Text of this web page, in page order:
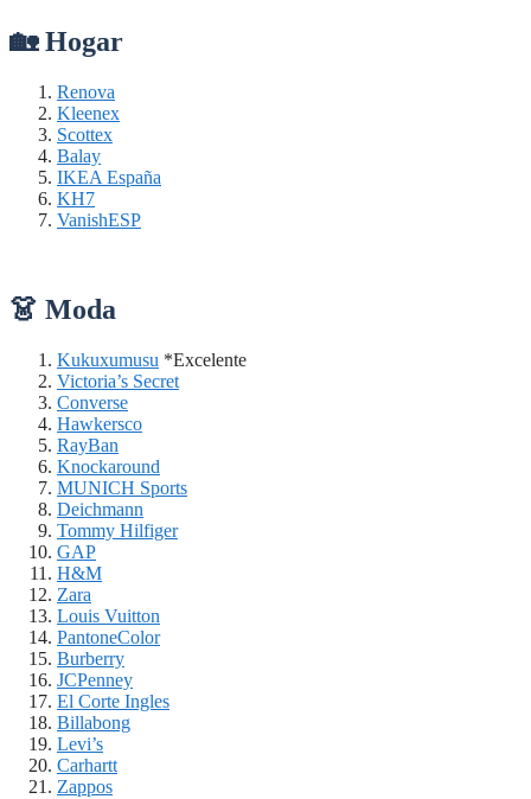
🏡 Hogar
Renova
Kleenex
Scottex
Balay
IKEA España
KH7
VanishESP
👗 Moda
Kukuxumusu *Excelente
Victoria’s Secret
Converse
Hawkersco
RayBan
Knockaround
MUNICH Sports
Deichmann
Tommy Hilfiger
GAP
H&M
Zara
Louis Vuitton
PantoneColor
Burberry
JCPenney
El Corte Ingles
Billabong
Levi’s
Carhartt
Zappos